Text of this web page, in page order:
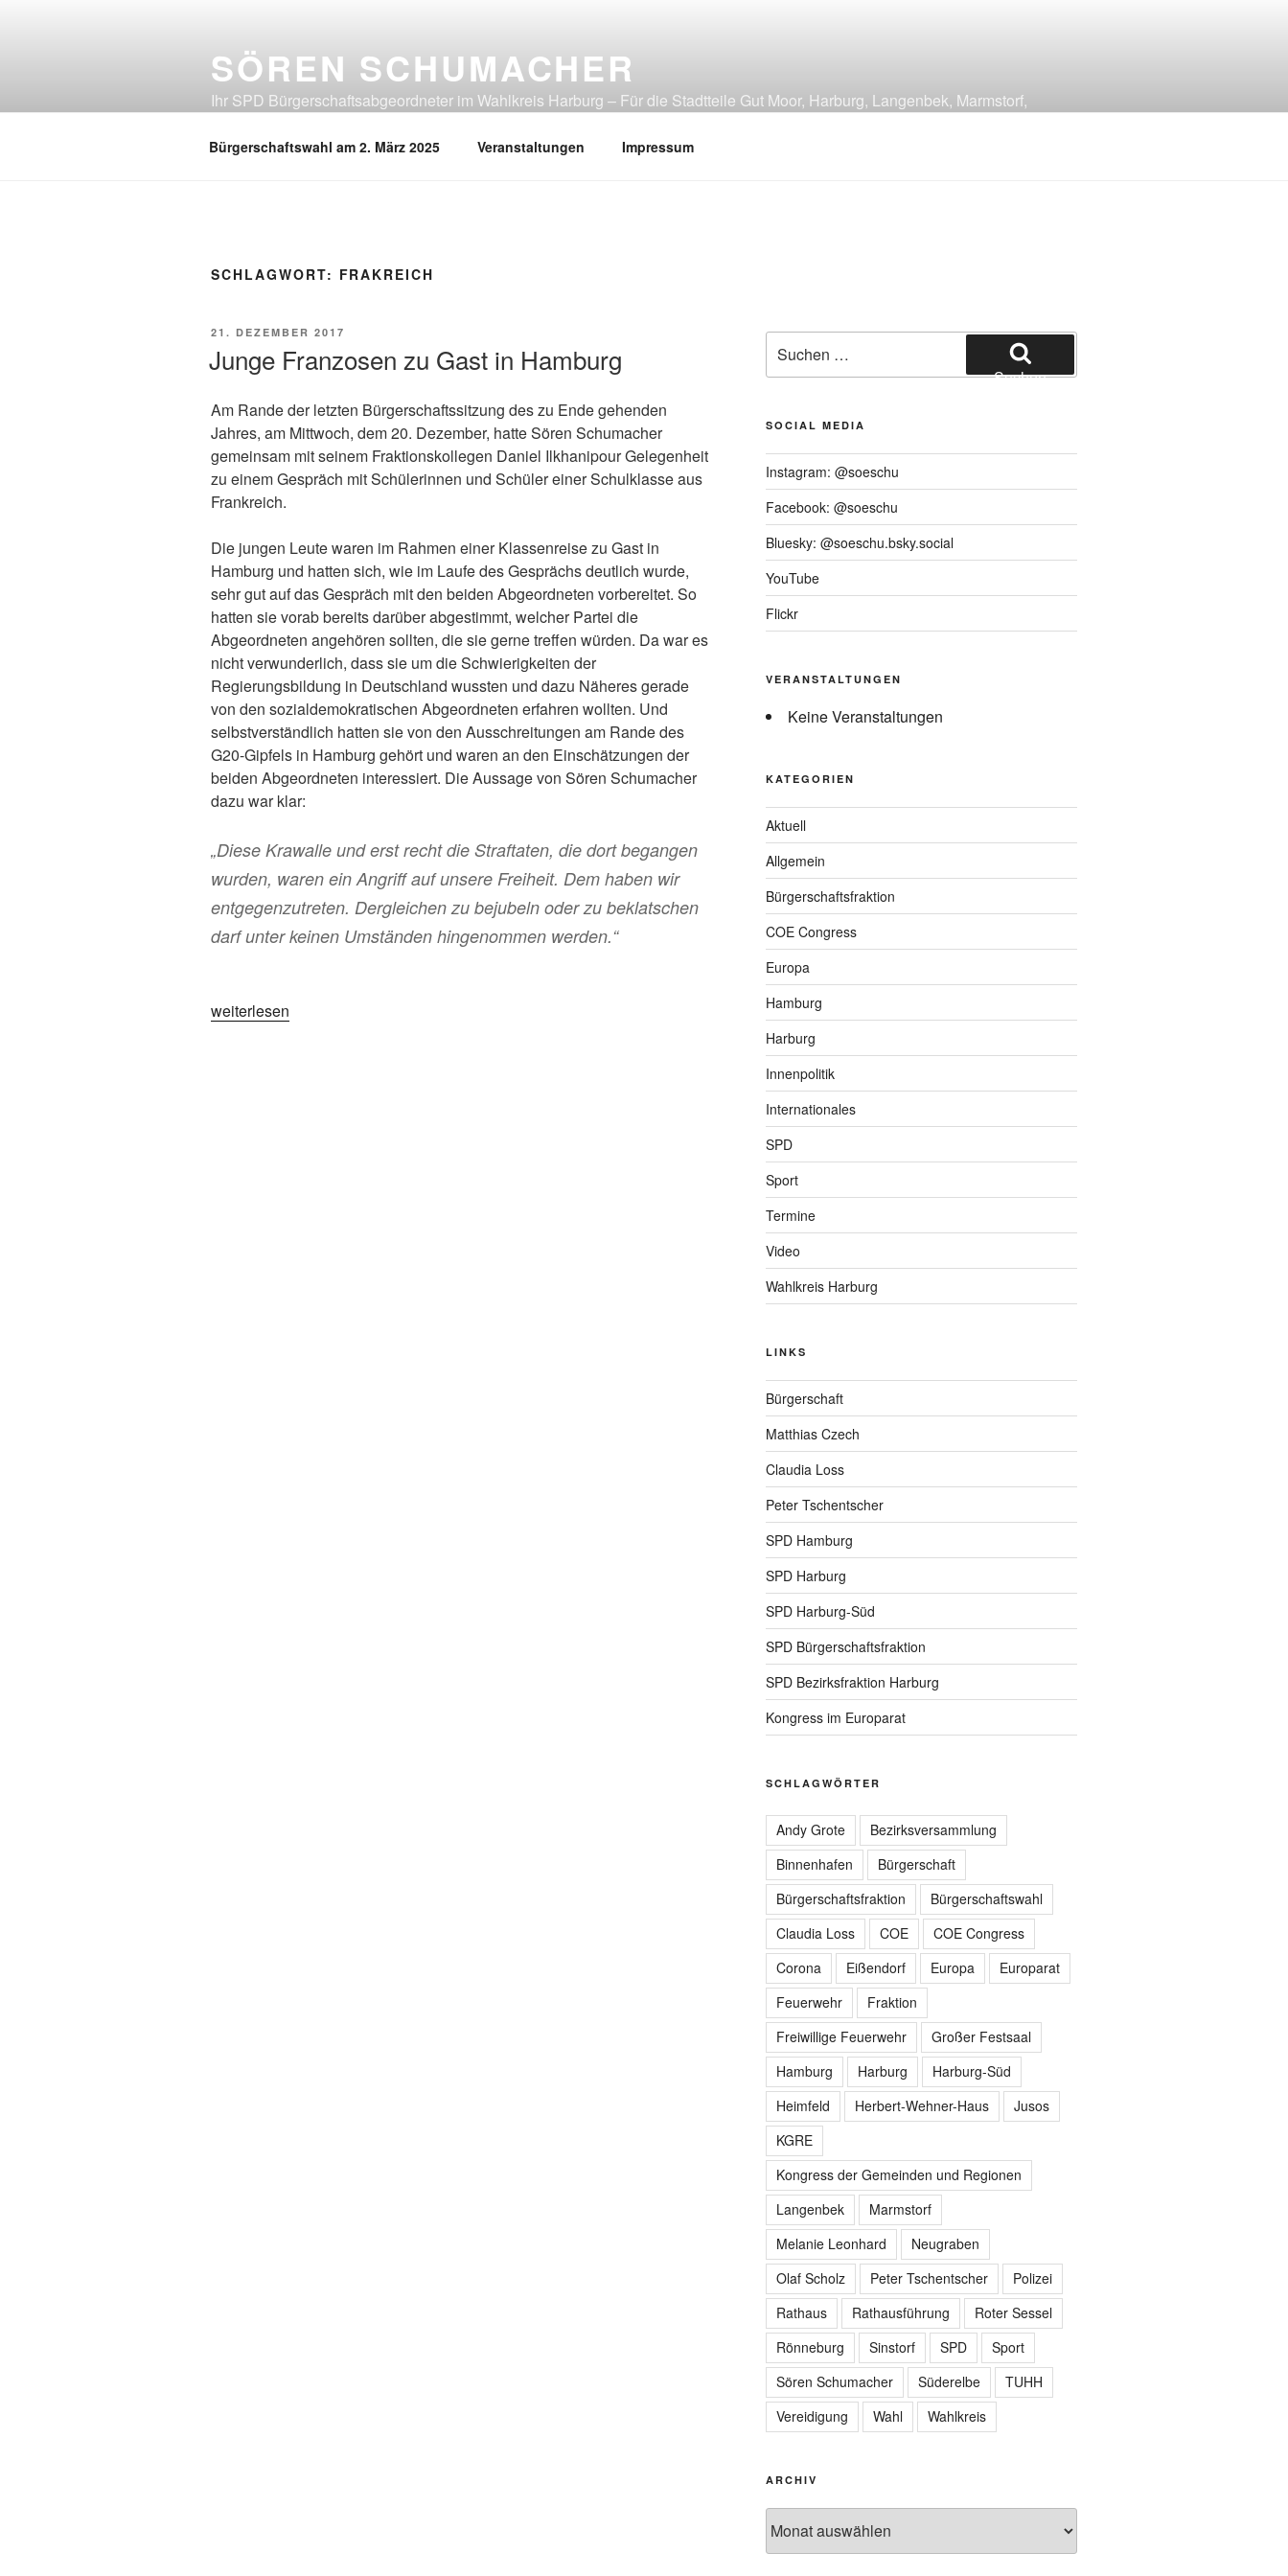
SÖREN SCHUMACHER
Ihr SPD Bürgerschaftsabgeordneter im Wahlkreis Harburg – Für die Stadtteile Gut Moor, Harburg, Langenbek, Marmstorf,
Bürgerschaftswahl am 2. März 2025 Veranstaltungen Impressum
SCHLAGWORT: FRAKREICH
VERÖFFENTLICHT
21. DEZEMBER 2017
Junge Franzosen zu Gast in Hamburg
Am Rande der letzten Bürgerschaftssitzung des zu Ende gehenden
Jahres, am Mittwoch, dem 20. Dezember, hatte Sören Schumacher
gemeinsam mit seinem Fraktionskollegen Daniel Ilkhanipour Gelegenheit
zu einem Gespräch mit Schülerinnen und Schüler einer Schulklasse aus
Frankreich.
Die jungen Leute waren im Rahmen einer Klassenreise zu Gast in
Hamburg und hatten sich, wie im Laufe des Gesprächs deutlich wurde,
sehr gut auf das Gespräch mit den beiden Abgeordneten vorbereitet. So
hatten sie vorab bereits darüber abgestimmt, welcher Partei die
Abgeordneten angehören sollten, die sie gerne treffen würden. Da war es
nicht verwunderlich, dass sie um die Schwierigkeiten der
Regierungsbildung in Deutschland wussten und dazu Näheres gerade
von den sozialdemokratischen Abgeordneten erfahren wollten. Und
selbstverständlich hatten sie von den Ausschreitungen am Rande des
G20-Gipfels in Hamburg gehört und waren an den Einschätzungen der
beiden Abgeordneten interessiert. Die Aussage von Sören Schumacher
dazu war klar:
„Diese Krawalle und erst recht die Straftaten, die dort begangen
wurden, waren ein Angriff auf unsere Freiheit. Dem haben wir
entgegenzutreten. Dergleichen zu bejubeln oder zu beklatschen
darf unter keinen Umständen hingenommen werden.“
„Junge
weiterlesen
nach:
Suchen
SOCIAL MEDIA
Instagram: @soeschu
Facebook: @soeschu
Bluesky: @soeschu.bsky.social
YouTube
Flickr
VERANSTALTUNGEN
Keine Veranstaltungen
KATEGORIEN
Aktuell
Allgemein
Bürgerschaftsfraktion
COE Congress
Europa
Hamburg
Harburg
Innenpolitik
Internationales
SPD
Sport
Termine
Video
Wahlkreis Harburg
LINKS
Bürgerschaft
Matthias Czech
Claudia Loss
Peter Tschentscher
SPD Hamburg
SPD Harburg
SPD Harburg-Süd
SPD Bürgerschaftsfraktion
SPD Bezirksfraktion Harburg
Kongress im Europarat
SCHLAGWÖRTER
Andy Grote
Bezirksversammlung
Binnenhafen
Bürgerschaft
Bürgerschaftsfraktion
Bürgerschaftswahl
Claudia Loss
COE
COE Congress
Corona
Eißendorf Europa
Europarat
Feuerwehr
Fraktion
Freiwillige Feuerwehr
Großer Festsaal
Hamburg
Harburg
Harburg-Süd
Heimfeld
Herbert-Wehner-Haus
Jusos
KGRE
Kongress der Gemeinden und Regionen
Langenbek
Marmstorf
Melanie Leonhard
Neugraben
Olaf Scholz
Peter Tschentscher
Polizei
Rathaus
Rathausführung
Roter Sessel
Rönneburg
Sinstorf SPD
Sport
Sören Schumacher
Süderelbe
TUHH
Vereidigung
Wahl Wahlkreis
ARCHIV